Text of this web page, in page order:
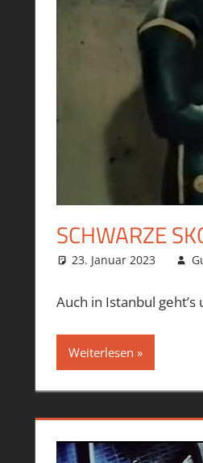
SCHWARZE
23. Januar 2023
Auch in Istanbul
Weiterlesen